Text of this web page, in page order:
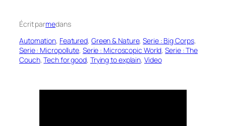
Écrit parmedans
Automation, Featured, Green & Nature, Serie : Big Corps
Serie : Micropollute, Serie : Microscopic World, Serie : The
Couch, Tech for good, Trying to explain, Video